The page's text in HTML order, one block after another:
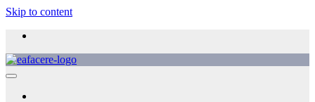
Skip to content